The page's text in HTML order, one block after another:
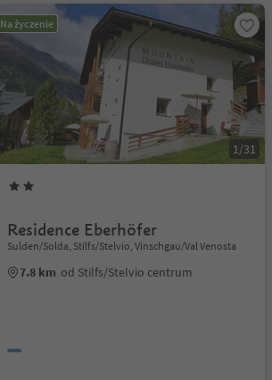
Na życzenie
1/31
Residence Eberhöfer
Sulden/Solda, Stilfs/Stelvio, Vinschgau/Val Venosta
7.8 km od Stilfs/Stelvio centrum